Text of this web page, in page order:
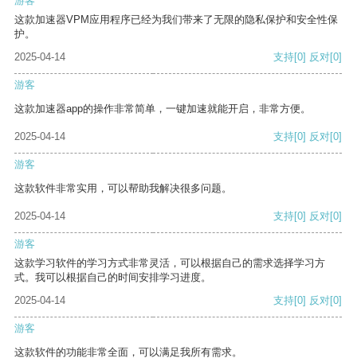
这款加速器VPM应用程序已经为我们带来了无限的隐私保护和安全性保
护。
2025-04-14
支持[0] 反对[0]
游客
这款加速器app的操作非常简单，一键加速就能开启，非常方便。
2025-04-14 支持[0] 反对[0]
游客
这款软件非常实用，可以帮助我解决很多问题。
2025-04-14 支持[0] 反对[0]
游客
这款学习软件的学习方式非常灵活，可以根据自己的需求选择学习方
式。我可以根据自己的时间安排学习进度。
2025-04-14
支持[0] 反对[0]
游客
这款软件的功能非常全面，可以满足我所有需求。